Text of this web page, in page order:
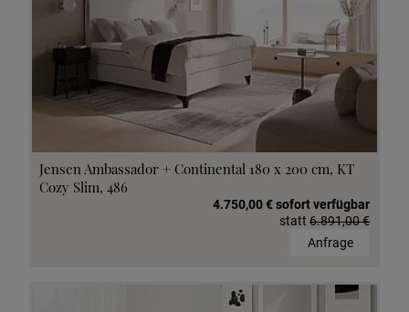
Jensen Ambassador + Continental 180 x 200 cm, KT
Cozy Slim, 486
4.750,00 € sofort verfügbar
statt 6.891,00 €
Anfrage